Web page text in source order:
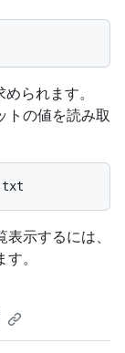
られます。
トの値を読み取
示するには、
。